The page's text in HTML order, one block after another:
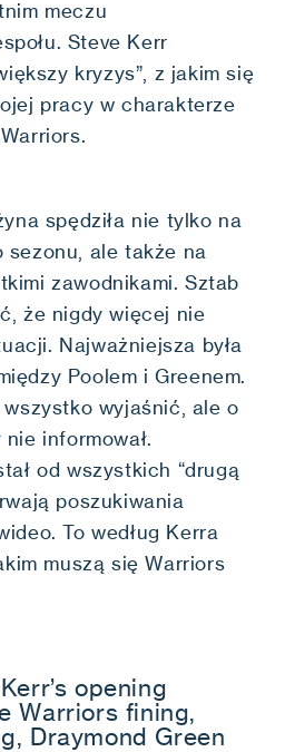
meczu
Steve Kerr
kryzys”, z jakim się
pracy w charakterze
spędziła nie tylko na
sezonu, ale także na
zawodnikami. Sztab
że nigdy więcej nie
Najważniejsza była
Poolem i Greenem.
wyjaśnić, ale o
informował.
od wszystkich “drugą
poszukiwania
To według Kerra
muszą się Warriors
opening
Warriors fining,
Draymond Green